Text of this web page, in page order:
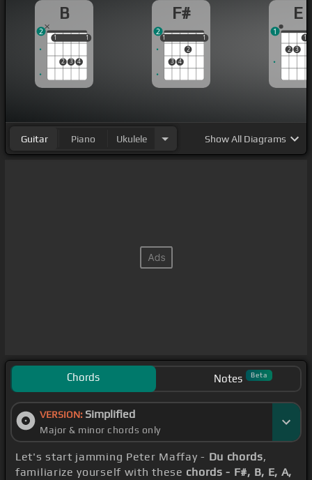
B
1
2 3 4
1
1 1
2
F#
1
3 4
2
1
1 1
2
E
2 3
1
1
Guitar Piano Ukulele ShowAll Diagrams
Chords Notes Beta
VERSION: Simplified
Major & minor chords only
Let's start jamming Peter Maffay - Du chords,
familiarize yourself with these chords - F#, B, E, A,